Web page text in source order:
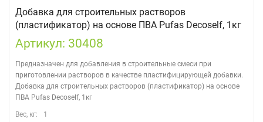
Добавка для строительных растворов
(пластификатор) на основе ПВА Pufas Decoself, 1кг
Артикул: 30408
Предназначен для добавления в строительные смеси при
приготовлении растворов в качестве пластифицирующей добавки.
Добавка для строительных растворов (пластификатор) на основе
ПВА Pufas Decoself, 1кг
Вес, кг:
1